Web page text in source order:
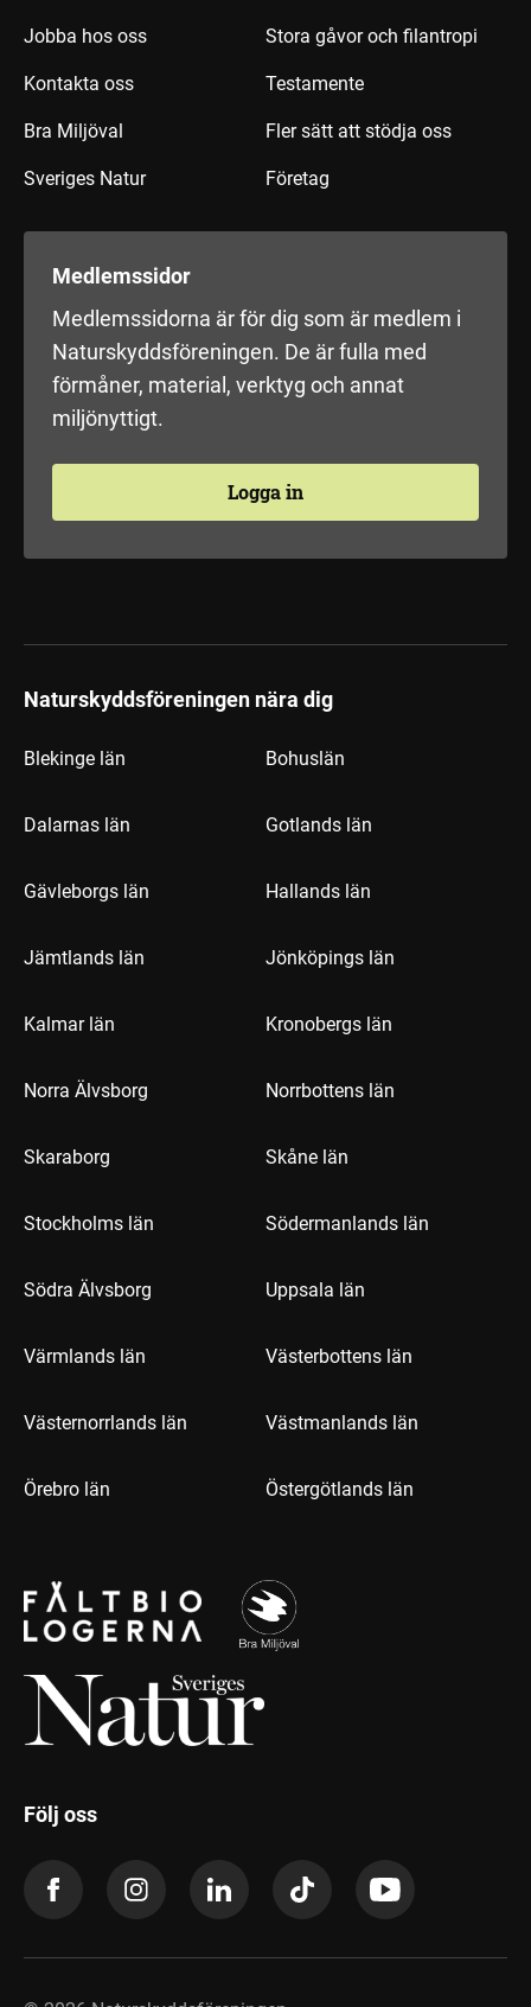
Jobba hos oss
Kontakta oss
Bra Miljöval
Sveriges Natur
Stora gåvor och filantropi
Testamente
Fler sätt att stödja oss
Företag
Medlemssidor
Medlemssidorna är för dig som är medlem i
Naturskyddsföreningen. De är fulla med
förmåner, material, verktyg och annat
miljönyttigt.
Logga in
Naturskyddsföreningen nära dig
Blekinge län Bohuslän
Dalarnas län Gotlands län
Gävleborgs län Hallands län
Jämtlands län Jönköpings län
Kalmar län Kronobergs län
Norra Älvsborg Norrbottens län
Skaraborg Skåne län
Stockholms län Södermanlands län
Södra Älvsborg Uppsala län
Värmlands län Västerbottens län
Västernorrlands län Västmanlands län
Örebro län Östergötlands län
Följ oss